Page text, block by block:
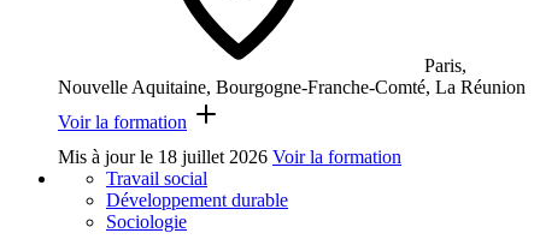
Paris,
Nouvelle Aquitaine, Bourgogne-Franche-Comté, La Réunion
Voir la formation
Mis à jour le 18 juillet 2026 Voir la formation
Travail social
Développement durable
Sociologie